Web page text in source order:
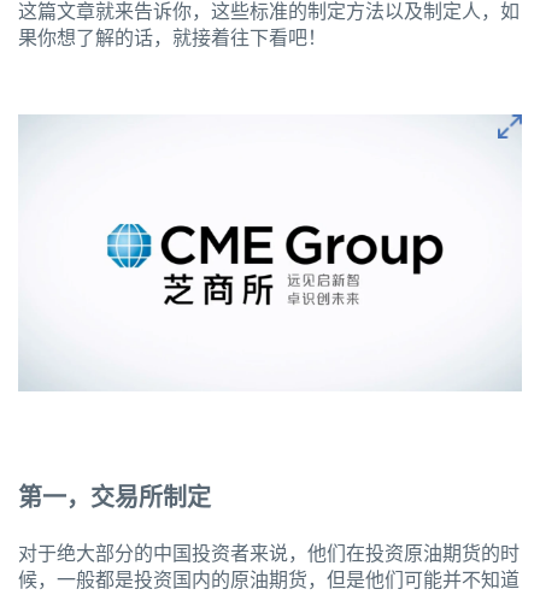
这篇文章就来告诉你，这些标准的制定方法以及制定人，如
果你想了解的话，就接着往下看吧！
第一，交易所制定
对于绝大部分的中国投资者来说，他们在投资原油期货的时
候，一般都是投资国内的原油期货，但是他们可能并不知道